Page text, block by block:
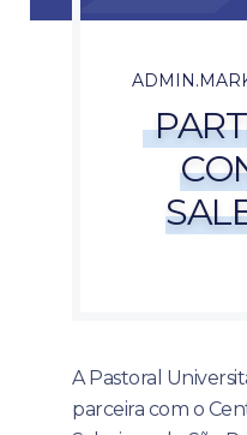
A Pastoral
parceira com o